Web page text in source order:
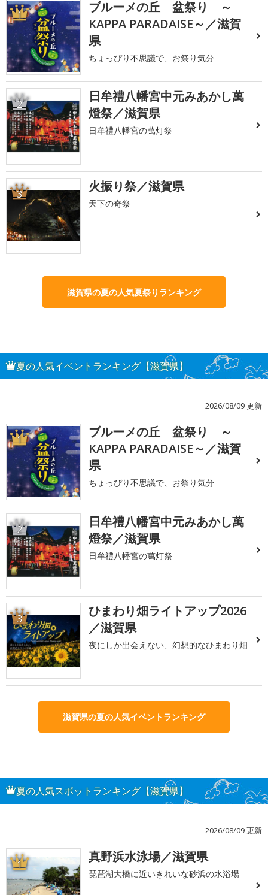
1
ブルーメの丘 盆祭り ～
KAPPA PARADAISE～／滋賀
県
ちょっぴり不思議で、お祭り気分
2
日牟禮八幡宮中元みあかし萬
燈祭／滋賀県
日牟禮八幡宮の萬灯祭
3 火振り祭／滋賀県
天下の奇祭
滋賀県の夏の人気夏祭りランキング
夏の人気イベントランキング【滋賀県】
2026/08/09 更新
1
ブルーメの丘 盆祭り ～
KAPPA PARADAISE～／滋賀
県
ちょっぴり不思議で、お祭り気分
2
日牟禮八幡宮中元みあかし萬
燈祭／滋賀県
日牟禮八幡宮の萬灯祭
3
ひまわり畑ライトアップ2026
／滋賀県
夜にしか出会えない、幻想的なひまわり畑
滋賀県の夏の人気イベントランキング
夏の人気スポットランキング【滋賀県】
2026/08/09 更新
1 真野浜水泳場／滋賀県
琵琶湖大橋に近いきれいな砂浜の水浴場